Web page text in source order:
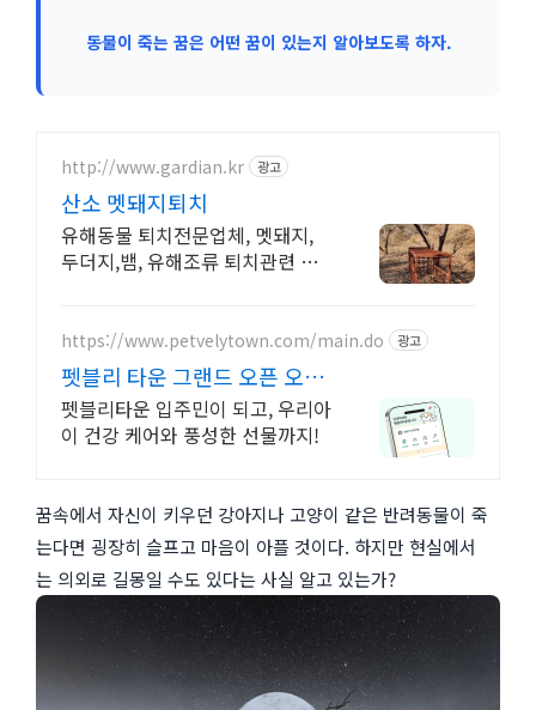
동물이 죽는 꿈은 어떤 꿈이 있는지 알아보도록 하자.
http://www.gardian.kr 광고
산소 멧돼지퇴치
유해동물 퇴치전문업체, 멧돼지,
두더지,뱀, 유해조류 퇴치관련 제
https://www.petvelytown.com/main.do 광고
펫블리 타운 그랜드 오픈 오픈
이벤트 진행 중!
펫블리타운 입주민이 되고, 우리아
이 건강 케어와 풍성한 선물까지!
꿈속에서 자신이 키우던 강아지나 고양이 같은 반려동물이 죽
는다면 굉장히 슬프고 마음이 아플 것이다. 하지만 현실에서
는 의외로 길몽일 수도 있다는 사실 알고 있는가?